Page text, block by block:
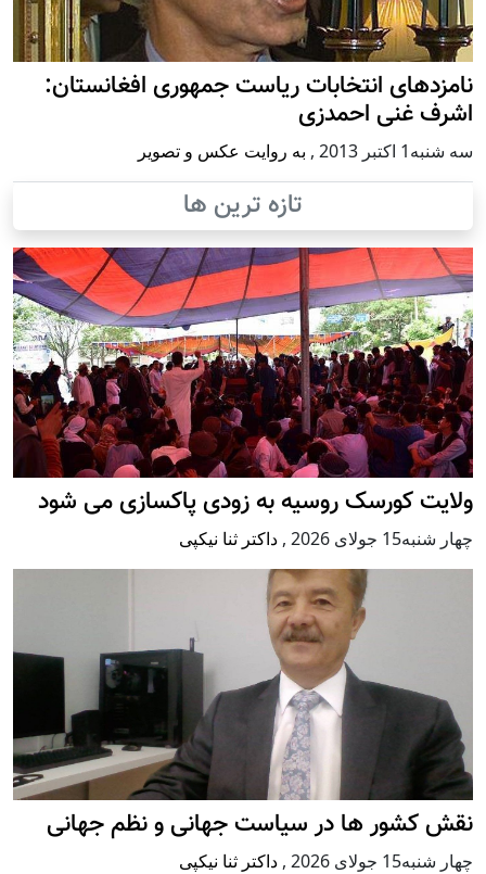
نامزدهای انتخابات ریاست جمهوری افغانستان:
اشرف غنی احمدزی
سه شنبه1 اكتبر 2013 , به روایت عکس و تصویر
تازه ترین ها
ولایت کورسک روسیه به زودی پاکسازی می شود
چهار شنبه15 جولای 2026 , داکتر ثنا نیکپی
نقش کشور ها در سیاست جهانی و نظم جهانی
چهار شنبه15 جولای 2026 , داکتر ثنا نیکپی